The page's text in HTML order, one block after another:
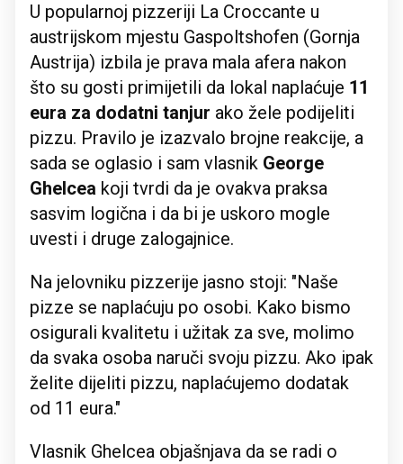
U popularnoj pizzeriji La Croccante u
austrijskom mjestu Gaspoltshofen (Gornja
Austrija) izbila je prava mala afera nakon
što su gosti primijetili da lokal naplaćuje 11
eura za dodatni tanjur ako žele podijeliti
pizzu. Pravilo je izazvalo brojne reakcije, a
sada se oglasio i sam vlasnik George
Ghelcea koji tvrdi da je ovakva praksa
sasvim logična i da bi je uskoro mogle
uvesti i druge zalogajnice.
Na jelovniku pizzerije jasno stoji: "Naše
pizze se naplaćuju po osobi. Kako bismo
osigurali kvalitetu i užitak za sve, molimo
da svaka osoba naruči svoju pizzu. Ako ipak
želite dijeliti pizzu, naplaćujemo dodatak
od 11 eura."
Vlasnik Ghelcea objašnjava da se radi o